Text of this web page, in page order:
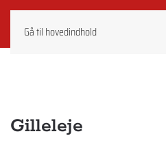
Gå til hovedindhold
Gilleleje